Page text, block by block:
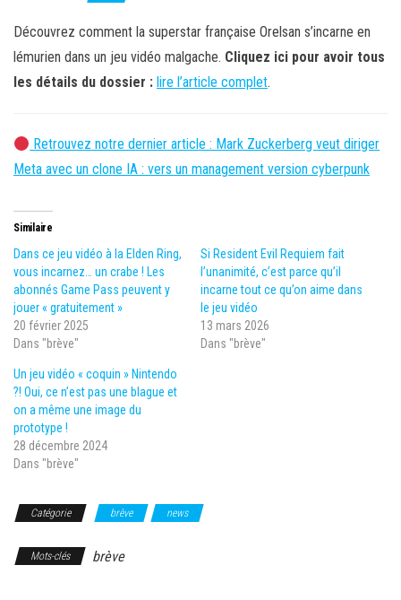
Découvrez comment la superstar française Orelsan s’incarne en
lémurien dans un jeu vidéo malgache. Cliquez ici pour avoir tous
les détails du dossier : lire l’article complet.
Retrouvez notre dernier article : Mark Zuckerberg veut diriger
Meta avec un clone IA : vers un management version cyberpunk
Similaire
Dans ce jeu vidéo à la Elden Ring,
vous incarnez… un crabe ! Les
abonnés Game Pass peuvent y
jouer « gratuitement »
20 février 2025
Dans "brève"
Si Resident Evil Requiem fait
l’unanimité, c’est parce qu’il
incarne tout ce qu’on aime dans
le jeu vidéo
13 mars 2026
Dans "brève"
Un jeu vidéo « coquin » Nintendo
?! Oui, ce n’est pas une blague et
on a même une image du
prototype !
28 décembre 2024
Dans "brève"
Catégorie brève news
Mots-clés brève